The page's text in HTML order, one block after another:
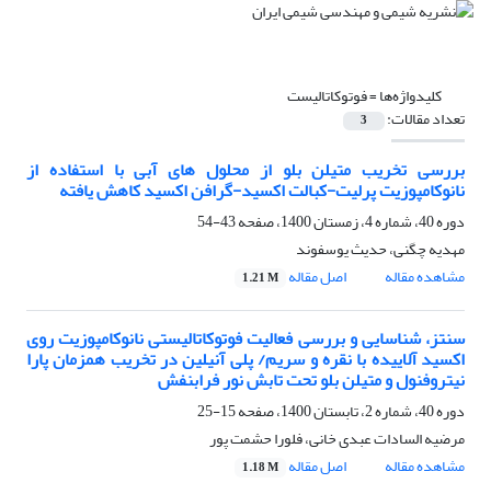
کلیدواژه‌ها =فوتوکاتالیست
تعداد مقالات: 3
بررسی تخریب متیلن بلو از محلول های آبی با استفاده از
نانوکامپوزیت پرلیت-کبالت اکسید-گرافن اکسید کاهش یافته
دوره 40، شماره 4، زمستان 1400، صفحه
43-54
مهدیه چگنی، حدیث یوسفوند
مشاهده مقاله
اصل مقاله 1.21 M
سنتز، شناسایی و بررسی فعالیت فوتوکاتالیستی نانوکامپوزیت روی
اکسید آلاییده با نقره و سریم/ پلی آنیلین در تخریب همزمان پارا
نیتروفنول و متیلن بلو تحت تابش نور فرابنفش
دوره 40، شماره 2، تابستان 1400، صفحه
15-25
مرضیه السادات عبدی خانی، فلورا حشمت پور
مشاهده مقاله
اصل مقاله 1.18 M